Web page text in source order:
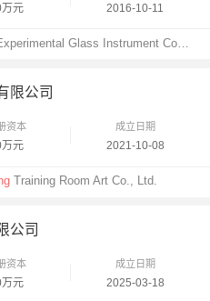
万元 2016-10-11
Glass Instrument Co., Ltd.
限公司
资本
元
成立日期
2021-10-08
Training Room Art Co., Ltd.
公司
资本
元
成立日期
2025-03-18